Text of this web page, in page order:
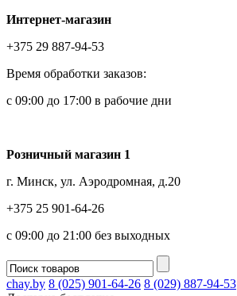
Интернет-магазин
+375 29 887-94-53
Время обработки заказов:
с 09:00 до 17:00 в рабочие дни
Розничный магазин 1
г. Минск, ул. Аэродромная, д.20
+375 25 901-64-26
с 09:00 до 21:00 без выходных
chay.by 8 (025) 901-64-26 8 (029) 887-94-53